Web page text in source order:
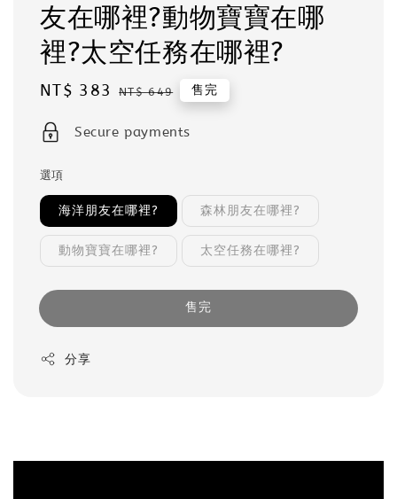
友在哪裡?動物寶寶在哪
裡?太空任務在哪裡?
Sale
NT$ 383 Regular
NT$ 649 售完
Secure payments
選項
海洋朋友在哪裡? 森林朋友在哪裡?
動物寶寶在哪裡? 太空任務在哪裡?
售完
分享